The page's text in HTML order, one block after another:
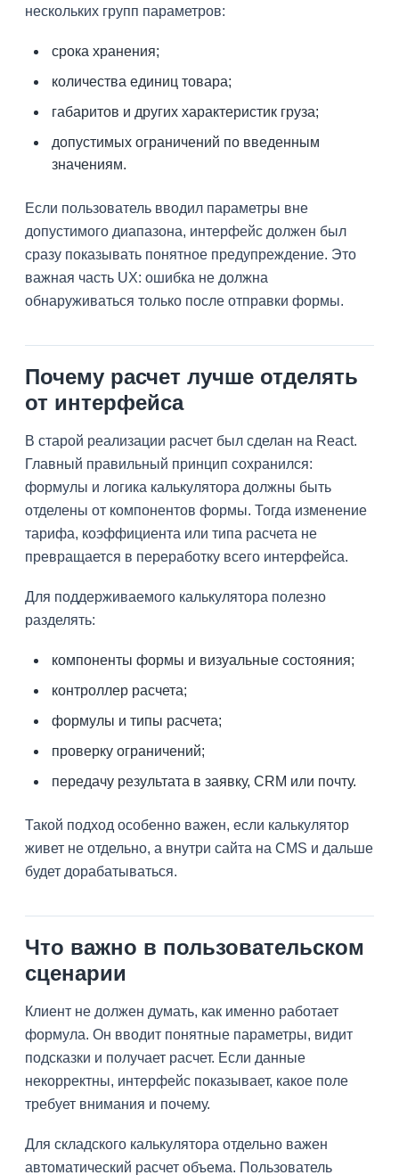
нескольких групп параметров:
срока хранения;
количества единиц товара;
габаритов и других характеристик груза;
допустимых ограничений по введенным
значениям.
Если пользователь вводил параметры вне
допустимого диапазона, интерфейс должен был
сразу показывать понятное предупреждение. Это
важная часть UX: ошибка не должна
обнаруживаться только после отправки формы.
Почему расчет лучше отделять
от интерфейса
В старой реализации расчет был сделан на React.
Главный правильный принцип сохранился:
формулы и логика калькулятора должны быть
отделены от компонентов формы. Тогда изменение
тарифа, коэффициента или типа расчета не
превращается в переработку всего интерфейса.
Для поддерживаемого калькулятора полезно
разделять:
компоненты формы и визуальные состояния;
контроллер расчета;
формулы и типы расчета;
проверку ограничений;
передачу результата в заявку, CRM или почту.
Такой подход особенно важен, если калькулятор
живет не отдельно, а внутри сайта на CMS и дальше
будет дорабатываться.
Что важно в пользовательском
сценарии
Клиент не должен думать, как именно работает
формула. Он вводит понятные параметры, видит
подсказки и получает расчет. Если данные
некорректны, интерфейс показывает, какое поле
требует внимания и почему.
Для складского калькулятора отдельно важен
автоматический расчет объема. Пользователь